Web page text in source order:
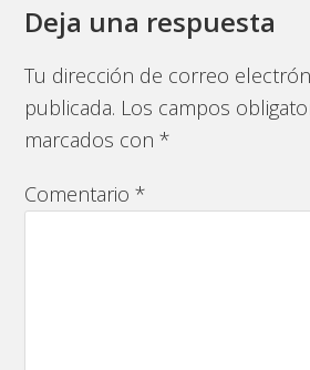
Deja una respuesta
Tu dirección de correo
publicada. Los campos
marcados con*
Comentario*